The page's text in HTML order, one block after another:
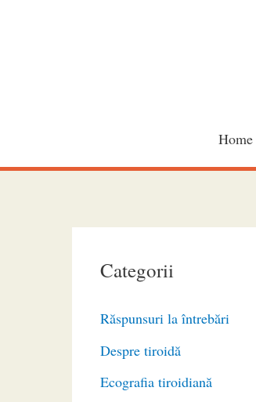
Home
Categorii
Răspunsuri la întrebări
Despre tiroidă
Ecografia tiroidiană